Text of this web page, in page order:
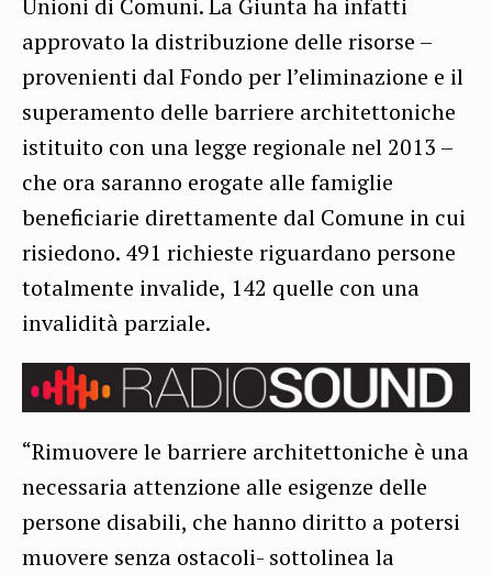
Unioni di Comuni. La Giunta ha infatti
approvato la distribuzione delle risorse –
provenienti dal Fondo per l’eliminazione e il
superamento delle barriere architettoniche
istituito con una legge regionale nel 2013 –
che ora saranno erogate alle famiglie
beneficiarie direttamente dal Comune in cui
risiedono. 491 richieste riguardano persone
totalmente invalide, 142 quelle con una
invalidità parziale.
“Rimuovere le barriere architettoniche è una
necessaria attenzione alle esigenze delle
persone disabili, che hanno diritto a potersi
muovere senza ostacoli- sottolinea la